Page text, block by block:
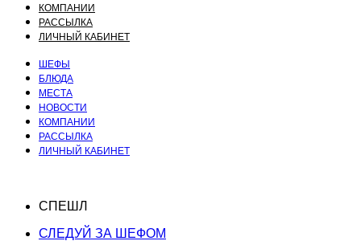
КОМПАНИИ
РАССЫЛКА
ЛИЧНЫЙ КАБИНЕТ
ШЕФЫ
БЛЮДА
МЕСТА
НОВОСТИ
КОМПАНИИ
РАССЫЛКА
ЛИЧНЫЙ КАБИНЕТ
СПЕШЛ
СЛЕДУЙ ЗА ШЕФОМ